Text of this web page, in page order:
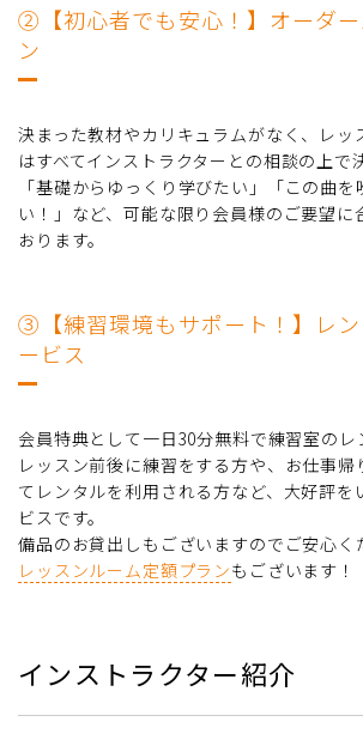
➁【初心者でも安心！】オーダー
ン
決まった教材やカリキュラムがなく、レッ
はすべてインストラクターとの相談の上で
「基礎からゆっくり学びたい」「この曲
い！」など、可能な限り会員様のご要望に
おります。
③【練習環境もサポート！】レ
ービス
会員特典として一日30分無料で練習室のレ
レッスン前後に練習をする方や、お仕事帰
てレンタルを利用される方など、大好評を
ビスです。
備品のお貸出しもございますのでご安心く
レッスンルーム定額プランもございます！
インストラクター紹介